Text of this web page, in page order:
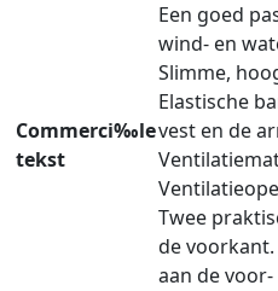
Commerci‰le
tekst
Een goed
wind- en
Slimme,
Elastische
vest en de
Twee
de
aan de